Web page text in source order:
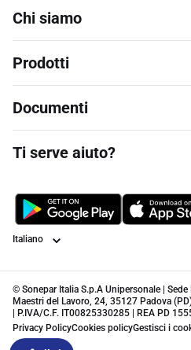
Chi siamo
Prodotti
Documenti
Ti serve aiuto?
Lingua
© Sonepar Italia S.p.A Unipersonale |
Maestri del Lavoro, 24, 35127 Padova
| P.IVA/C.F. IT00825330285 | REA PD
Privacy PolicyCookies policyGestisci i